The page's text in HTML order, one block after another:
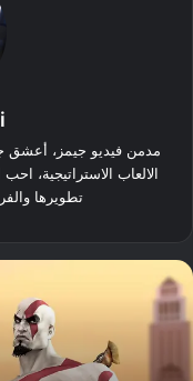
مدمن فيديو جيمز، أعشق
الالعاب الاستراتيجية،
تطويرها